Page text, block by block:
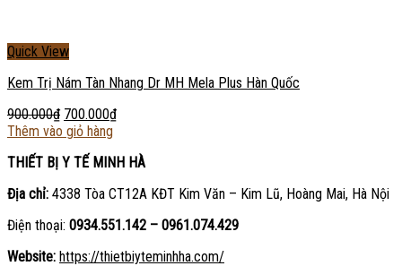
Quick View
Kem Trị Nám Tàn Nhang Dr MH Mela Plus Hàn Quốc
900.000₫ 700.000₫
Thêm vào giỏ hàng
THIẾT BỊ Y TẾ MINH HÀ
Địa chỉ: 4338 Tòa CT12A KĐT Kim Văn – Kim Lũ, Hoàng Mai, Hà Nội
Điện thoại: 0934.551.142 – 0961.074.429
Website: https://thietbiyteminhha.com/